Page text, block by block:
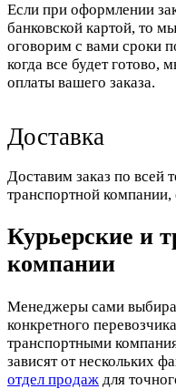
Если при оформлении
банковской картой, то
оговорим с вами сроки
когда все будет
оплаты вашего заказа.
Доставка
Доставим заказ по всей
транспортной
Курьерские и
компании
Менеджеры сами
конкретного
транспортными
зависят от нескольких
отдел продаж для